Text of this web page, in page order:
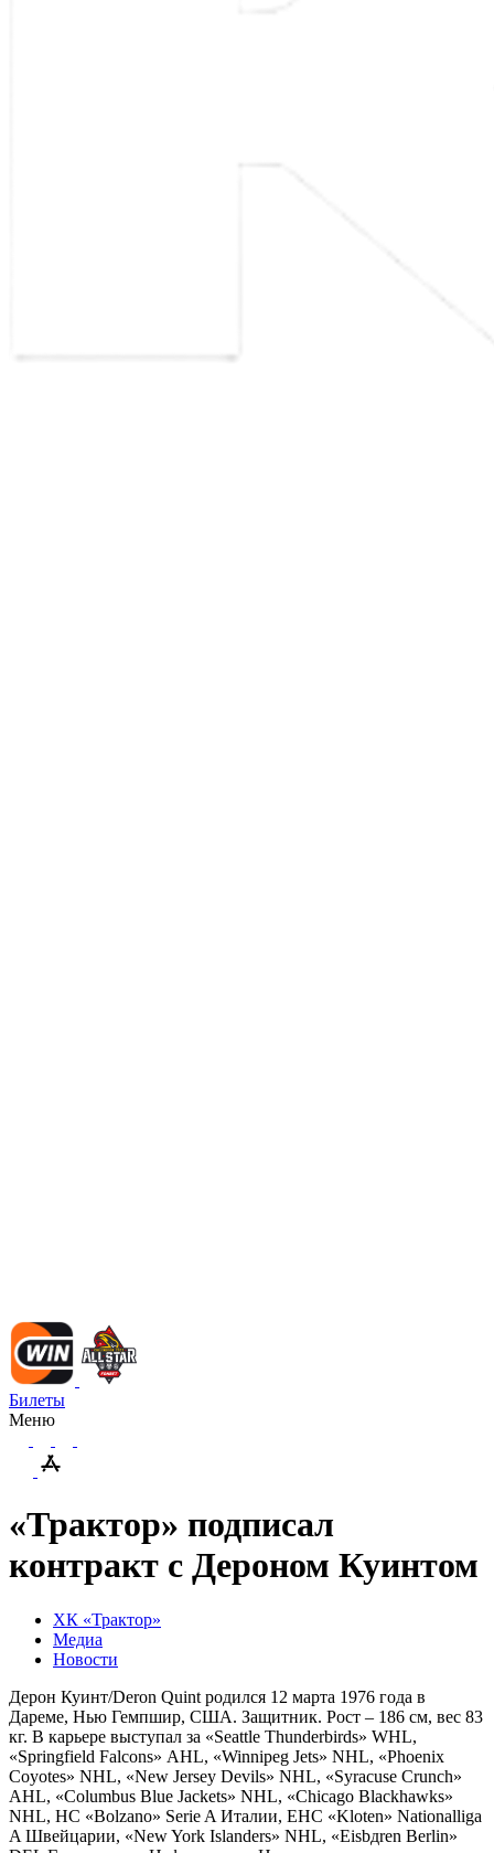
Билеты
Меню
«Трактор» подписал
контракт с Дероном Куинтом
ХК «Трактор»
Медиа
Новости
Дерон Куинт/Deron Quint родился 12 марта 1976 года в
Дареме, Нью Гемпшир, США. Защитник. Рост – 186 см, вес 83
кг. В карьере выступал за «Seattle Thunderbirds» WHL,
«Springfield Falcons» AHL, «Winnipeg Jets» NHL, «Phoenix
Coyotes» NHL, «New Jersey Devils» NHL, «Syracuse Crunch»
AHL, «Columbus Blue Jackets» NHL, «Chicago Blackhawks»
NHL, HC «Bolzano» Serie A Италии, EHC «Kloten» Nationalliga
A Швейцарии, «NewYork Islanders» NHL, «Eisbдren Berlin»